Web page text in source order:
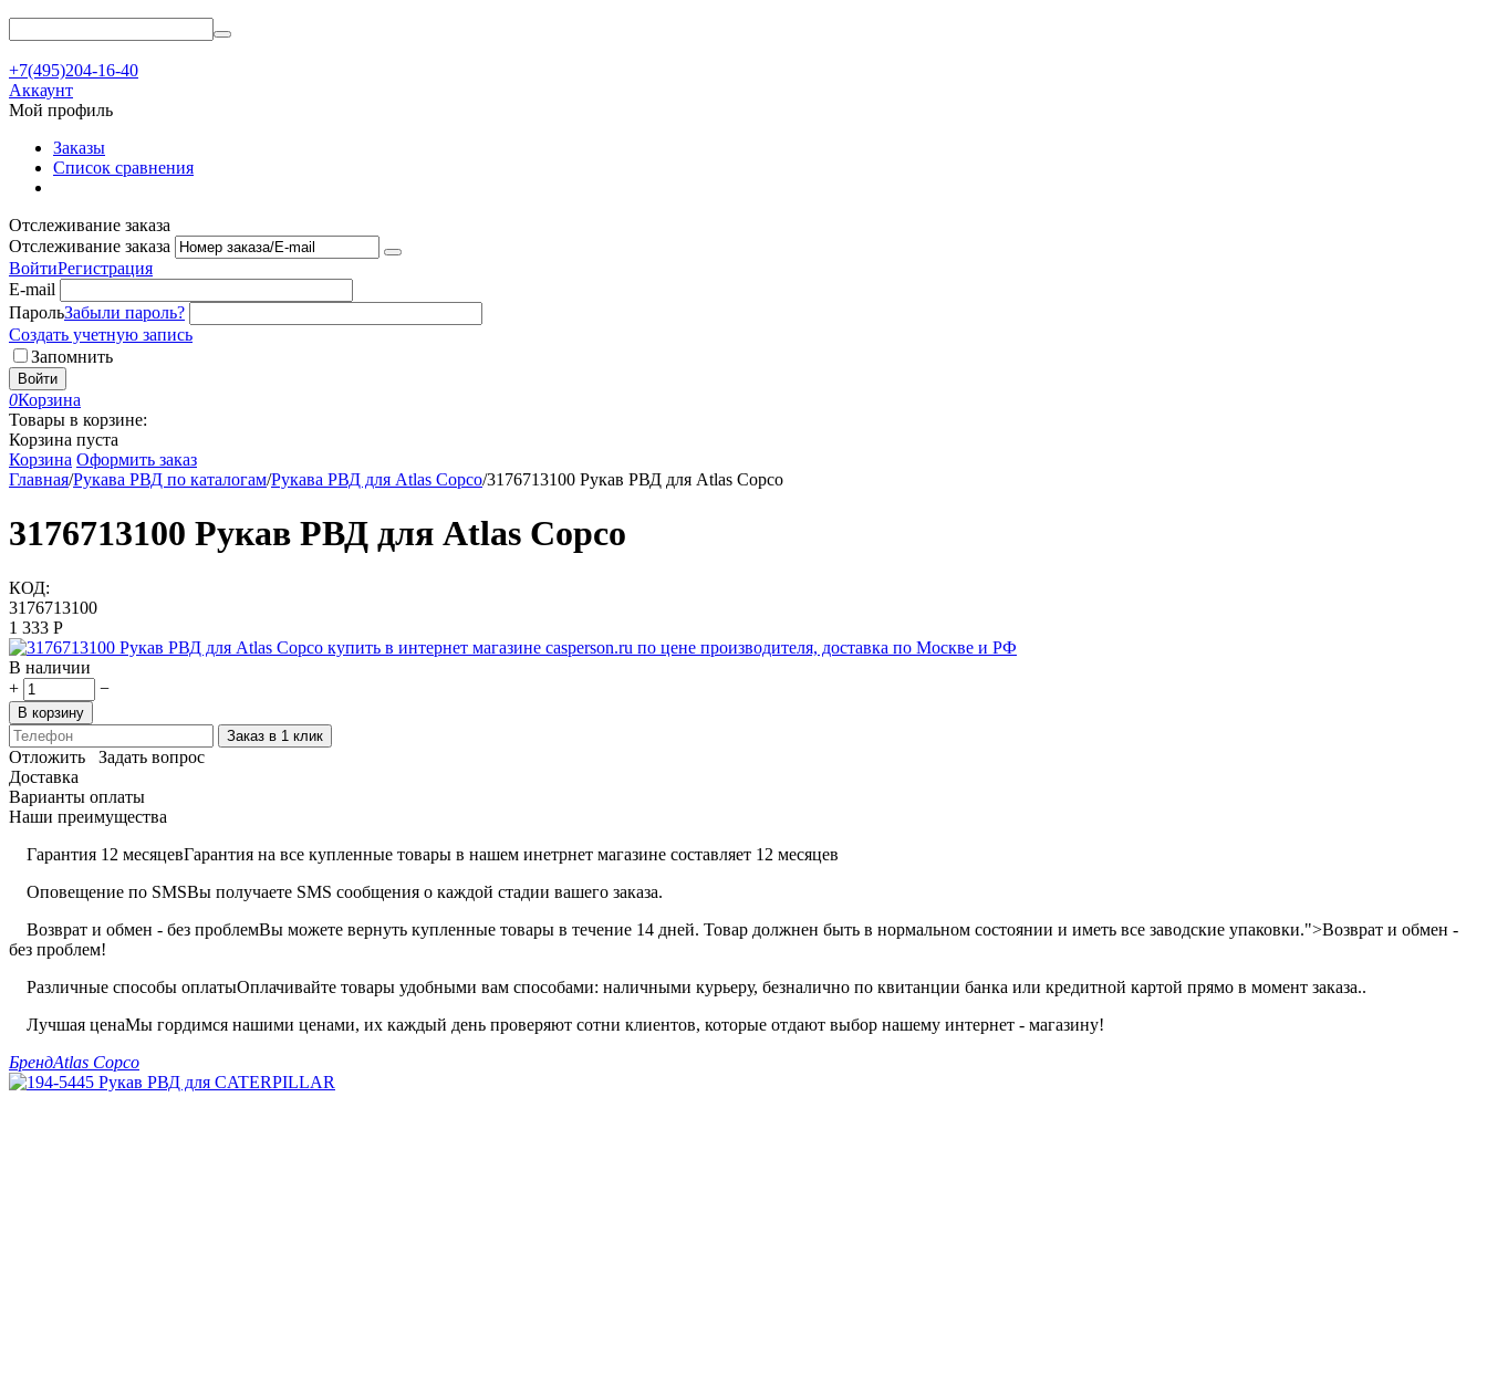
+7(495)204-16-40
Аккаунт
Мой профиль
Заказы
Список сравнения
Отслеживание заказа
Отслеживание заказа
ВойтиРегистрация
E-mail
ПарольЗабыли пароль?
Создать учетную запись
Запомнить
Войти
0Корзина
Товары в корзине:
Корзина пуста
Корзина Оформить заказ
Главная/Рукава РВД по каталогам/Рукава РВД для Atlas Copco/3176713100 Рукав РВД для Atlas Copco
3176713100 Рукав РВД для Atlas Copco
КОД:
3176713100
1 333 Р
В наличии
+
−
В корзину
Заказ в 1 клик
Отложить
Задать вопрос
Доставка
Варианты оплаты
Наши преимущества
Гарантия 12 месяцевГарантия на все купленные товары в нашем инетрнет магазине составляет 12 месяцев
Оповещение по SMSВы получаете SMS сообщения о каждой стадии вашего заказа.
Возврат и обмен - без проблемВы можете вернуть купленные товары в течение 14 дней. Товар должнен быть в нормальном состоянии и иметь все заводские упаковки.">Возврат и обмен -
без проблем!
Различные способы оплатыОплачивайте товары удобными вам способами: наличными курьеру, безналично по квитанции банка или кредитной картой прямо в момент заказа..
Лучшая ценаМы гордимся нашими ценами, их каждый день проверяют сотни клиентов, которые отдают выбор нашему интернет - магазину!
БрендAtlas Copco